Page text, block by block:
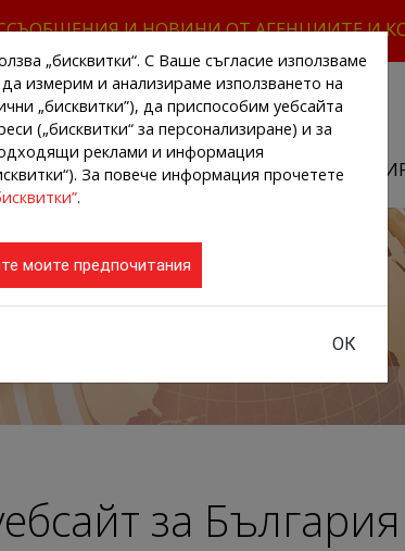
И НОВИНИ ОТ АГЕНЦИИТЕ И
НОВИНИ ОТ АГЕНЦИИТЕ
за България
„бисквитки“. С Ваше съгласие използваме
да измерим и анализираме използването на
„бисквитки”), да приспособим уебсайта
(„бисквитки“ за персонализиране) и за
реклами и информация
За повече информация прочетете
.
моите предпочитания
ОК